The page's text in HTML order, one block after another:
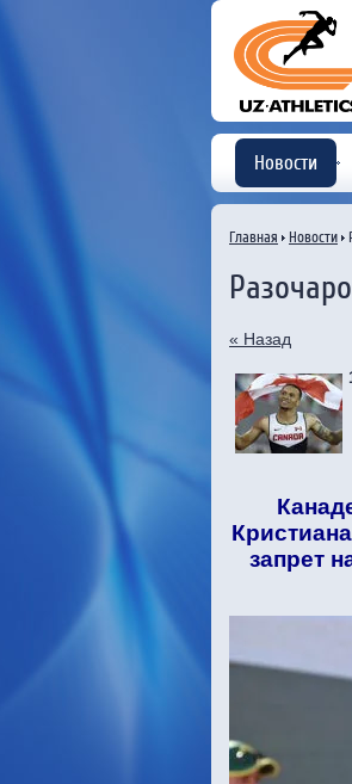
Новости
Главная Новости
« Назад
запрет